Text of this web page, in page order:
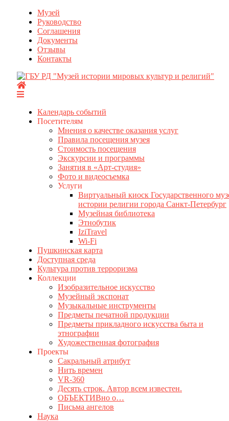
Перейти
содержимому
Музей
Руководство
Соглашения
Документы
Отзывы
Контакты
Календарь событий
Посетителям
Мнения о качестве оказания услуг
Правила посещения музея
Стоимость посещения
Экскурсии и программы
Занятия в «Арт-студия»
Фото и видеосъемка
Услуги
Виртуальный киоск Государственного
истории религии города Санкт-Петербург
Музейная библиотека
Этнобутик
IziTravel
Wi-Fi
Пушкинская карта
Доступная среда
Культура против терроризма
Коллекции
Изобразительное искусство
Музейный экспонат
Музыкальные инструменты
Предметы печатной продукции
Предметы прикладного искусства быта и
этнографии
Художественная фотография
Проекты
Сакральный атрибут
Нить времен
VR-360
Десять строк. Автор всем известен.
ОБЪЕКТИВно о…
Письма ангелов
Наука